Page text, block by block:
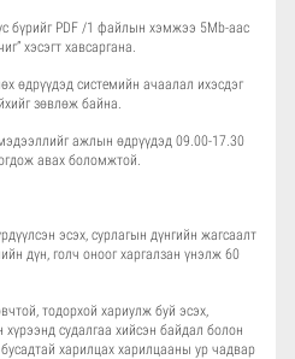
бүрийг PDF /1 файлын хэмжээ 5Mb-аас
хэсэгт хавсаргана.
өдрүүдэд системийн ачаалал ихэсдэг
зөвлөж байна.
ажлын өдрүүдэд 09.00-17.30
авах боломжтой.
эсэх, сурлагын дүнгийн жагсаалт
дүн, голч оноог харгалзан үнэлж 60
тодорхой хариулж буй эсэх,
судалгаа хийсэн байдал болон
харилцах харилцааны ур чадвар